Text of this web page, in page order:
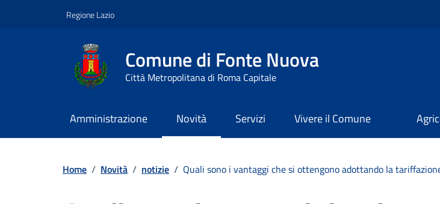
Regione Lazio
Comune di Fonte Nuova
Città Metropolitana di Roma Capitale
Amministrazione Novità Servizi Vivere il Comune
Home / Novità / notizie / Quali sono i vantaggi che si ottengono adottando la